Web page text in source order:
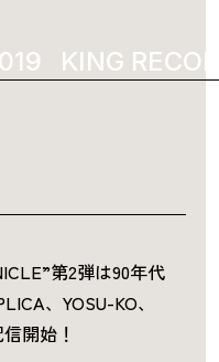
KING
第2弾は90年代
、YOSU-KO、
開始！